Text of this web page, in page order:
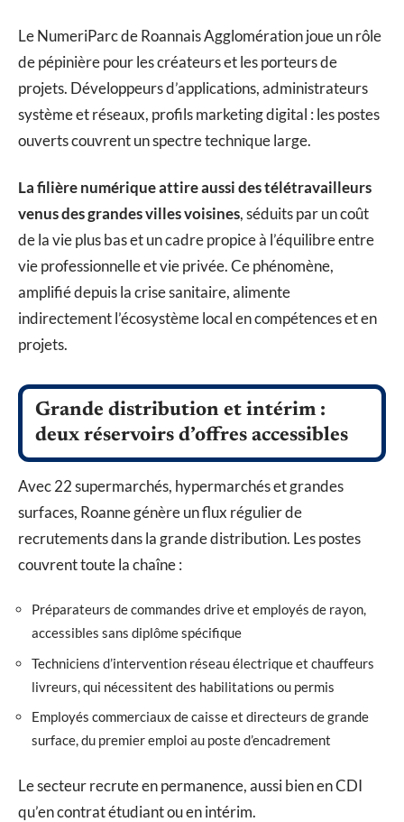
Le NumeriParc de Roannais Agglomération joue un rôle
de pépinière pour les créateurs et les porteurs de
projets. Développeurs d’applications, administrateurs
système et réseaux, profils marketing digital : les postes
ouverts couvrent un spectre technique large.
La filière numérique attire aussi des télétravailleurs
venus des grandes villes voisines, séduits par un coût
de la vie plus bas et un cadre propice à l’équilibre entre
vie professionnelle et vie privée. Ce phénomène,
amplifié depuis la crise sanitaire, alimente
indirectement l’écosystème local en compétences et en
projets.
Grande distribution et intérim :
deux réservoirs d’offres accessibles
Avec 22 supermarchés, hypermarchés et grandes
surfaces, Roanne génère un flux régulier de
recrutements dans la grande distribution. Les postes
couvrent toute la chaîne :
Préparateurs de commandes drive et employés de rayon,
accessibles sans diplôme spécifique
Techniciens d’intervention réseau électrique et chauffeurs
livreurs, qui nécessitent des habilitations ou permis
Employés commerciaux de caisse et directeurs de grande
surface, du premier emploi au poste d’encadrement
Le secteur recrute en permanence, aussi bien en CDI
qu’en contrat étudiant ou en intérim.